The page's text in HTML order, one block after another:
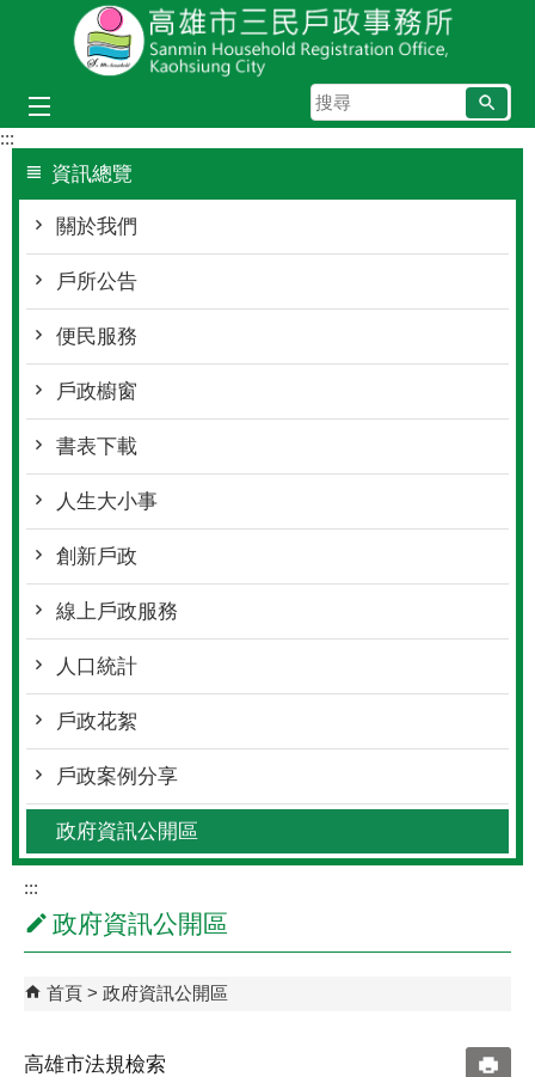
跳到主要內容區塊
搜
尋
:::
資訊總覽
關於我們
戶所公告
便民服務
戶政櫥窗
書表下載
人生大小事
創新戶政
線上戶政服務
人口統計
戶政花絮
戶政案例分享
政府資訊公開區
:::
政府資訊公開區
首頁 政府資訊公開區
高雄市法規檢索